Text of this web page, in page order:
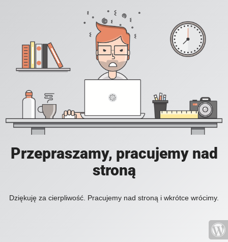
Przepraszamy, pracujemy nad
stroną
Dziękuję za cierpliwość. Pracujemy nad stroną i wkrótce wrócimy.